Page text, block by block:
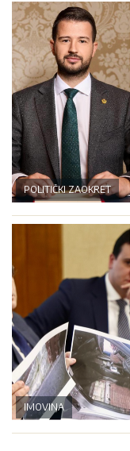
POLITIČKI ZAOKRET
IMOVINA